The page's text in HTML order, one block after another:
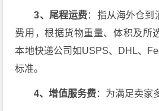
3、尾程运费：指从海外仓到
费用，根据货物重量、体积及所
本地快递公司如USPS、DHL、
标准。
4、增值服务费：为满足卖家